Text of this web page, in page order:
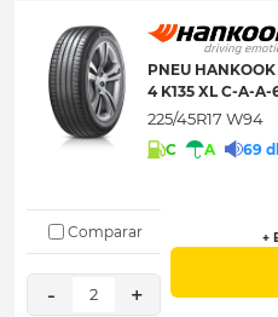
PNEU
4 K135 XL C-A-A-
225/45R17 W94
C A 69
Comparar
- 2 +
+